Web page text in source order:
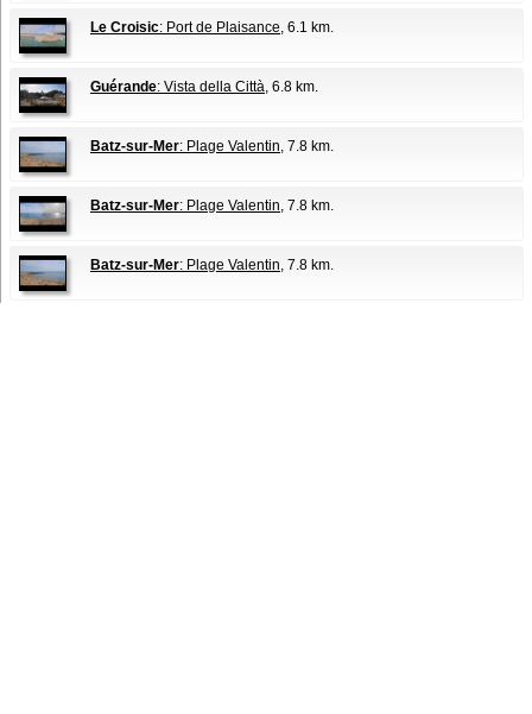
Le Croisic: Port de Plaisance, 6.1 km.
Guérande: Vista della Città, 6.8 km.
Batz-sur-Mer: Plage Valentin, 7.8 km.
Batz-sur-Mer: Plage Valentin, 7.8 km.
Batz-sur-Mer: Plage Valentin, 7.8 km.